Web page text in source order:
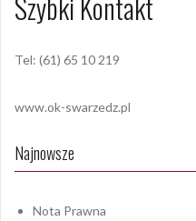
Tel: (61) 65 10 219
www.ok-swarzedz.pl
Najnowsze
Nota Prawna